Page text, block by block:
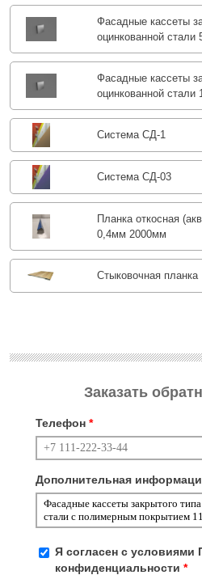
Фасадные кассеты
оцинкованной стали
Фасадные кассеты
оцинкованной стали
Система СД-1
Система СД-03
Планка откосная
0,4мм 2000мм
Стыковочная планка
Заказать
Телефон *
Дополнительная
Я согласен с условиями
конфиденциальности *